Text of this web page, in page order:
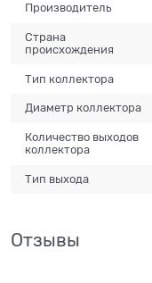
Производитель
Страна
происхождения
Тип коллектора
Диаметр коллектора
Количество выходов
коллектора
Тип выхода
Отзывы